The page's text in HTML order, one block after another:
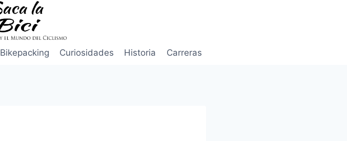
Bikepacking Curiosidades Historia Carreras